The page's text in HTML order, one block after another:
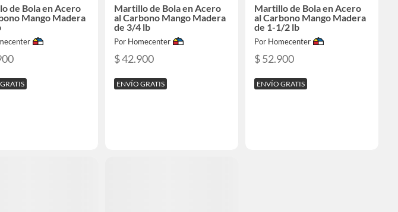
de Bola en Acero
Mango Madera
Martillo de Bola en Acero
al Carbono Mango Madera
de 3/4 lb
Por Homecenter
$ 42.900
ENVÍO GRATIS
Martillo de Bola en Acero
al Carbono Mango Madera
de 1-1/2 lb
Por Homecenter
$ 52.900
ENVÍO GRATIS